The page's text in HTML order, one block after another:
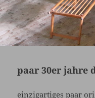
paar 30er jahre
einzigartiges paar